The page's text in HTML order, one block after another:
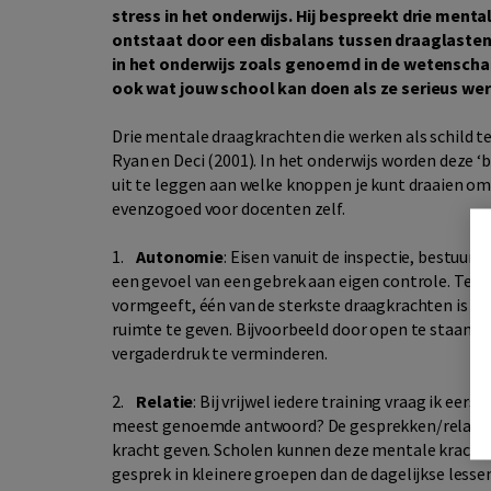
stress in het onderwijs. Hij bespreekt drie
ontstaat door een disbalans tussen
in het onderwijs zoals genoemd in de
ook wat jouw school kan doen als ze serieus
Drie mentale draagkrachten die werken als
Ryan en Deci (2001). In het onderwijs worden
uit te leggen aan welke knoppen je kunt draaien
evenzogoed voor docenten zelf.
1.Autonomie: Eisen vanuit de inspectie,
een gevoel van een gebrek aan eigen controle.
vormgeeft, één van de sterkste draagkrachten is
ruimte te geven. Bijvoorbeeld door open te staan
vergaderdruk te verminderen.
2. Relatie: Bij vrijwel iedere training vraag ik eerst
meest genoemde antwoord? De gesprekken/
kracht geven. Scholen kunnen deze mentale
gesprek in kleinere groepen dan de dagelijkse